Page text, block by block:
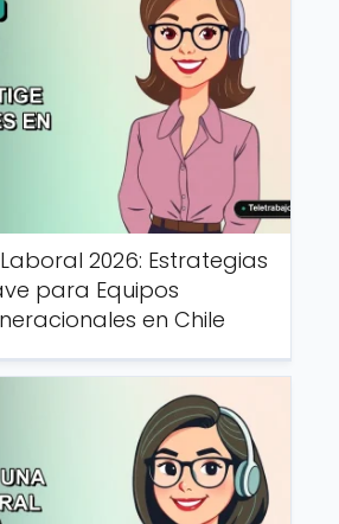
2026: Estrategias
para Equipos
en Chile